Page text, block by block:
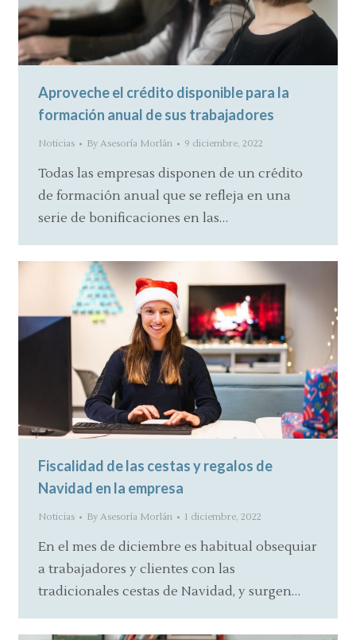
Aproveche el crédito disponible para la
formación anual de sus trabajadores
Noticias By Asesoría Morlán 9 diciembre, 2022
Todas las empresas disponen de un crédito
de formación anual que se refleja en una
serie de bonificaciones en las…
Fiscalidad de las cestas y regalos de
Navidad en la empresa
Noticias By Asesoría Morlán 1 diciembre, 2022
En el mes de diciembre es habitual obsequiar
a trabajadores y clientes con las
tradicionales cestas de Navidad, y surgen…